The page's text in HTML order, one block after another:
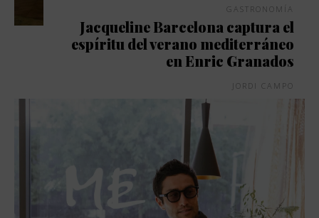
GASTRONOMÍA
Jacqueline Barcelona captura el
espíritu del verano mediterráneo
en Enric Granados
JORDI CAMPO